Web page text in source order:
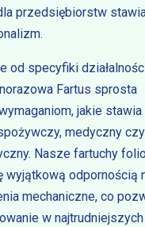
przedsiębiorstw
od specyfiki
Fartus sprosta
jakie stawia
medyczny czy
Nasze fartuchy
wyjątkową odpornością
mechaniczne, co
w najtrudniejszych